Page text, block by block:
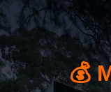
💰